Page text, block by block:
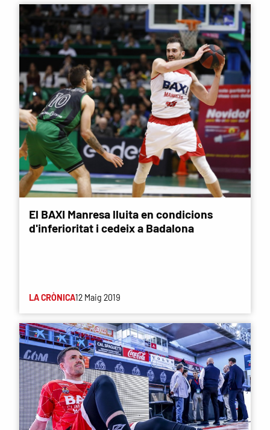
El BAXI Manresa lluita en condicions
d'inferioritat i cedeix a Badalona
LA CRÒNICA12 Maig 2019